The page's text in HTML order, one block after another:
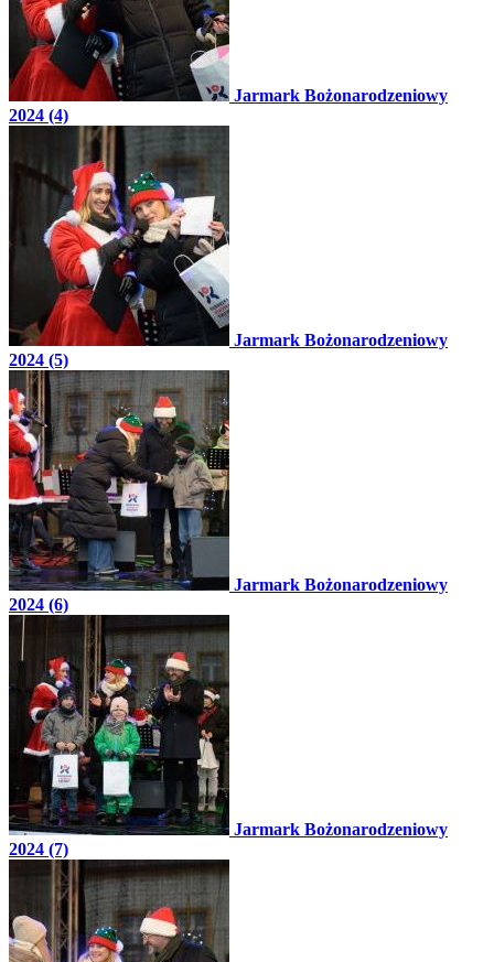
Jarmark Bożonarodzeniowy
2024 (4)
Jarmark Bożonarodzeniowy
2024 (5)
Jarmark Bożonarodzeniowy
2024 (6)
Jarmark Bożonarodzeniowy
2024 (7)